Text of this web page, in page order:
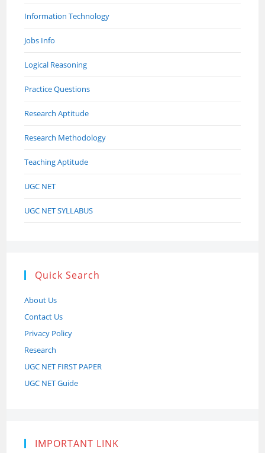
Information Technology
Jobs Info
Logical Reasoning
Practice Questions
Research Aptitude
Research Methodology
Teaching Aptitude
UGC NET
UGC NET SYLLABUS
Quick Search
About Us
Contact Us
Privacy Policy
Research
UGC NET FIRST PAPER
UGC NET Guide
IMPORTANT LINK